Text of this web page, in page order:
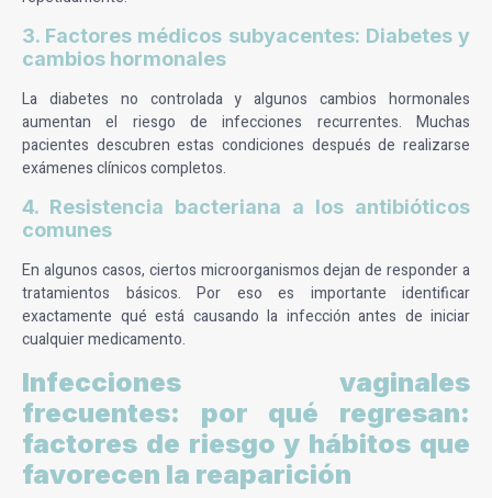
3. Factores médicos subyacentes: Diabetes y
cambios hormonales
La diabetes no controlada y algunos cambios hormonales
aumentan el riesgo de infecciones recurrentes. Muchas
pacientes descubren estas condiciones después de realizarse
exámenes clínicos completos.
4. Resistencia bacteriana a los antibióticos
comunes
En algunos casos, ciertos microorganismos dejan de responder a
tratamientos básicos. Por eso es importante identificar
exactamente qué está causando la infección antes de iniciar
cualquier medicamento.
Infecciones vaginales
frecuentes: por qué regresan:
factores de riesgo y hábitos que
favorecen la reaparición